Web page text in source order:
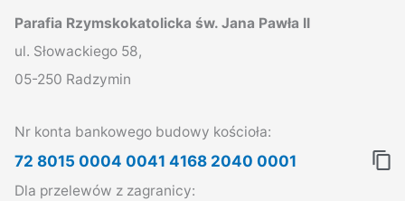
Parafia Rzymskokatolicka św. Jana Pawła II
ul. Słowackiego 58,
05-250 Radzymin
Nr konta bankowego budowy kościoła:
72 8015 0004 0041 4168 2040 0001
Dla przelewów z zagranicy: